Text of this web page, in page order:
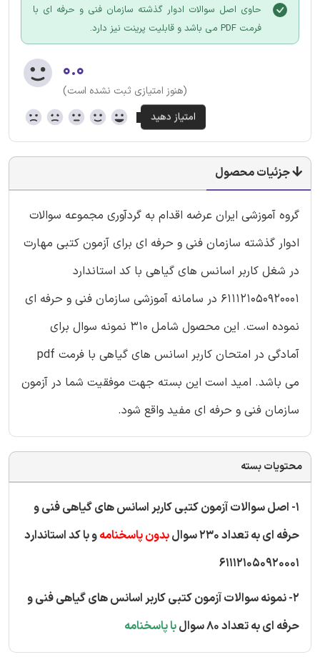
حاوی اصل سوالات ادوار گذشته سازمان فنی و حرفه ای با
فرمت PDF می باشد و قابلیت پرینت نیز دارد.
۰.۰
(هنوز امتیازی ثبت نشده است)
جزئیات محصول
گروه آموزشی ایران عرضه اقدام به گردآوری مجموعه سوالات
ادوار گذشته سازمان فنی و حرفه ای برای آزمون کتبی مهارت
در شغل کاربر اسانس های گیاهی با کد استاندارد
611121050920001 در سامانه آموزشی سازمان فنی و حرفه ای
نموده است. این محصول شامل 310 نمونه سوال برای
آمادگی در امتحان کاربر اسانس های گیاهی با فرمت pdf
می باشد. امید است این بسته جهت موفقیت شما در آزمون
سازمان فنی و حرفه ای مفید واقع شود.
محتویات بسته
1- اصل سوالات آزمون کتبی کاربر اسانس های گیاهی فنی و
حرفه ای به تعداد 230 سوال
بدون پاسخنامهو با کد استاندارد
611121050920001
2- نمونه سوالات آزمون کتبی کاربر اسانس های گیاهی فنی و
حرفه ای به تعداد 80 سوال
با پاسخنامه